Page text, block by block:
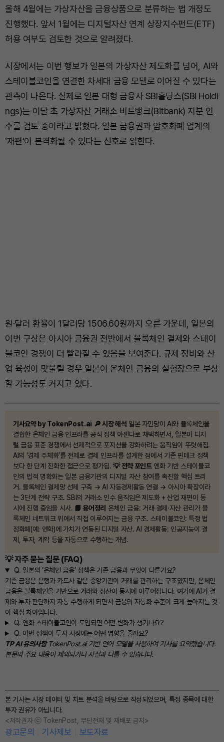
올해 4월에는 가상자산을 금융상품으로 분류하는 법 개정도
진행했다. 앞서 1월에는 디지털자산 연계 상장지수펀드(ETF)
허용 여부도 검토한 것으로 알려졌다.
시장에서는 이번 행보가 일본의 가상자산 제도화를 넘어, AI와
스테이블코인을 연결한 차세대 금융 모델로 이어질 수 있다는
관측이 나온다. 실제로 일본 대형 금융사 SBI홀딩스(SBI Holdi
ngs)는 이달 초 가상자산 거래소 비트뱅크(Bitbank) 지분 인
수를 검토 중이라고 밝혔다. 일본 금융권과 암호화폐 업계의
'재편'이 본격화될 수 있다는 신호로 읽힌다.
원·달러 환율이 1달러당 1506.60원까지 오른 가운데, 일본의
이번 구상은 아시아 금융권 전반에서 블록체인 결제와 스테이
블코인 경쟁이 더 빨라질 수 있음을 보여준다. 규제 정비와 산
업 육성이 맞물릴 경우 일본이 온체인 금융의 실험장으로 부상
할 가능성도 커지고 있다.
기사요약 by TokenPost.ai 🔎 시장 해석 일본 자민당이 AI와 블록체인을
결합한 온체인 금융 인프라를 공식 정책 아젠다로 채택하면서, 일본이 디지
털 금융 표준 경쟁에서 선제적으로 포지션을 강화하려는 움직임이 뚜렷해짐.
AI의 ‘경제 주체화’를 전제로 결제 인프라를 설계한 점에서 기존 핀테크 정책
보다 한 단계 진화한 접근으로 평가됨.💡 전략 포인트엔화 기반 스테이블코
인의 법적 명확화는 일본 금융기관의 디지털 자산 참여를 촉진할 핵심 트리
거. 블록체인 결제망 선제 구축 → AI 자동경제활동 연결 → 아시아 확장이라
는 3단계 전략 구조. SBI의 거래소 인수 움직임은 제도화 + 산업 재편이 동
시에 진행 중임을 시사. 📘 용어정리 온체인 금융: 거래·결제·자산 관리가 블
록체인 네트워크 위에서 직접 이루어지는 금융 구조. 스테이블코인: 특정 법
정화폐(예: 엔화)에 가치가 연동된 디지털 자산. AI 경제활동: 인공지능이 결
제, 투자, 계약 등을 자동으로 수행하는 개념.
💡 자주 묻는 질문 (FAQ)
Q. 일본의 ‘온체인 금융’ 정책은 기존 금융과 무엇이 다른가요?
기존 금융은 은행과 카드사 같은 중앙기관이 거래를 관리하는 구조였지만, 온체인
금융은 블록체인을 기반으로 거래와 정산이 동시에 이루어집니다. 여기에 AI가 결
제와 투자 판단까지 자동 수행하게 되면서 금융의 자동화 수준이 크게 높아지는 것
이 핵심 차이입니다.
Q. 엔화 스테이블코인이 도입되면 어떤 변화가 생기나요?
Q. 이번 정책이 투자 시장에는 어떤 영향을 줄까요?
TP AI 유의사항TokenPost.ai 기반 언어 모델을 사용하여 기사를 요약했습니다.
본문의 주요 내용이 제외되거나 사실과 다를 수 있습니다.
본 기사는 시장 데이터 및 차트 분석을 바탕으로 작성되었으며, 특정 종목에 대한
투자 권유가 아닙니다.
<저작권자 ⓒ TokenPost, 무단전재 및 재배포 금지>
광고문의 기사제보 보도자료